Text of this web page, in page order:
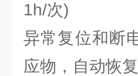
1h/次)
异常复位和断
应物，自动恢